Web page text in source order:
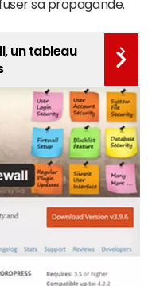
sa propagande.
un tableau